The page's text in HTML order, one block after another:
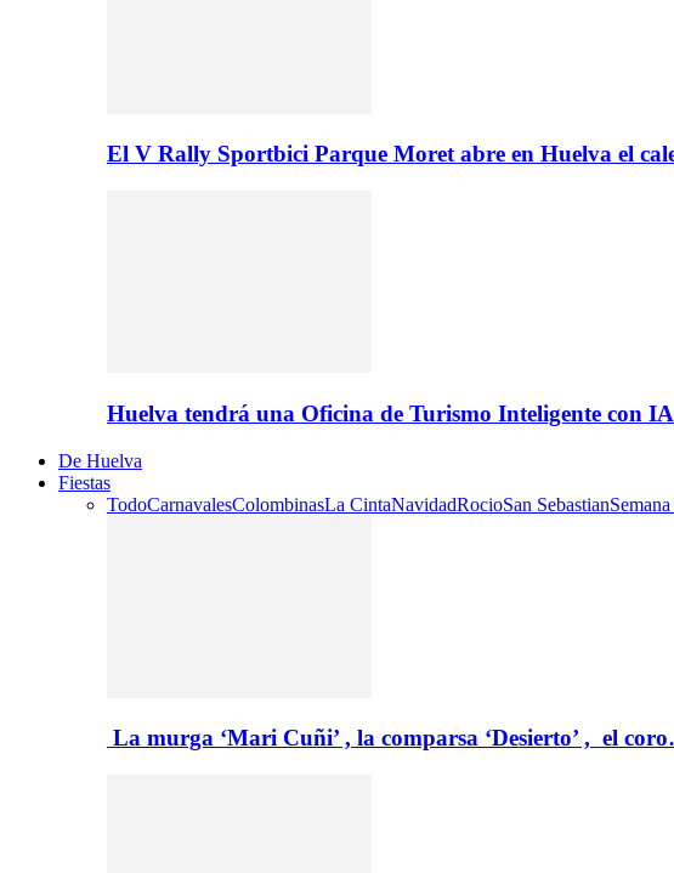
El V Rally Sportbici Parque Moret abre en Huelva el
Huelva tendrá una Oficina de Turismo Inteligente con
De Huelva
Fiestas
TodoCarnavalesColombinasLa CintaNavidadRocioSan Sebastian
La murga ‘Mari Cuñi’ , la comparsa ‘Desierto’ , el